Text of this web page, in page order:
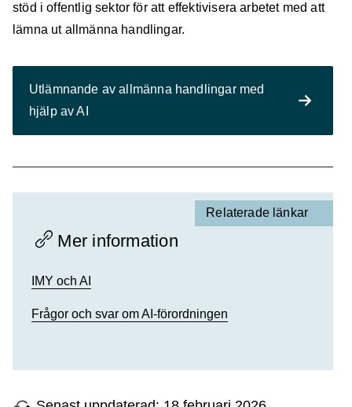
stöd i offentlig sektor för att effektivisera arbetet med att
lämna ut allmänna handlingar.
Utlämnande av allmänna handlingar med
hjälp av AI
Mer information
Relaterade länkar
IMY och AI
Frågor och svar om AI-förordningen